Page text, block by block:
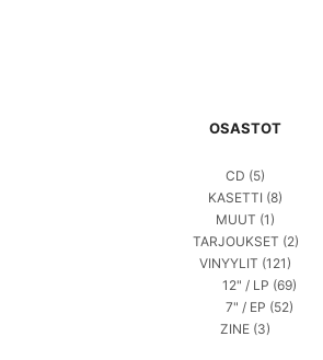
OSASTOT
CD (5)
KASETTI (8)
MUUT (1)
TARJOUKSET (2)
VINYYLIT (121)
12" / LP (69)
7" / EP (52)
ZINE (3)